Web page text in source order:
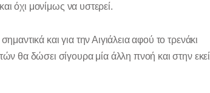
όχι μονίμως να υστερεί.
και για την Αιγιάλεια αφού το τρενάκι
θα δώσει σίγουρα μία άλλη πνοή και στην εκεί